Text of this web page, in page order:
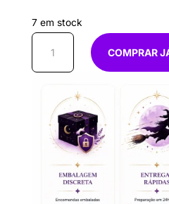
7 em stock
Quantidade
Olho
COMPRAR